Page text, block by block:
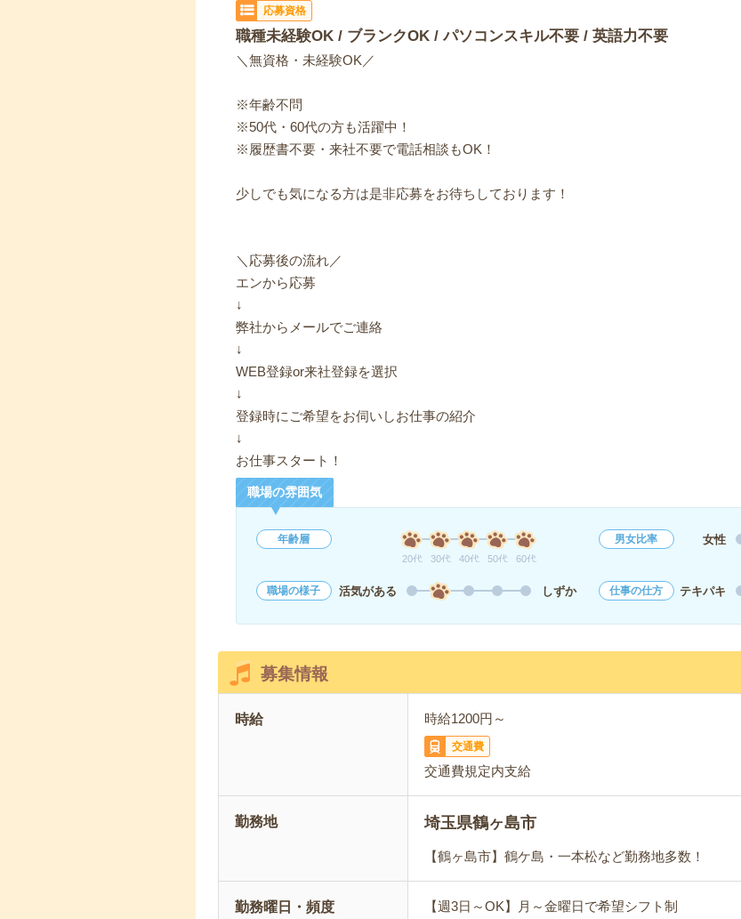
応募資格
職種未経験OK / ブランクOK / パソコンスキル不要 / 英語力不要
＼無資格・未経験OK／
※年齢不問
※50代・60代の方も活躍中！
※履歴書不要・来社不要で電話相談もOK！
少しでも気になる方は是非応募をお待ちしております！
＼応募後の流れ／
エンから応募
↓
弊社からメールでご連絡
↓
WEB登録or来社登録を選択
↓
登録時にご希望をお伺いしお仕事の紹介
↓
お仕事スタート！
職場の雰囲気
年齢層
20代 30代 40代 50代 60代
男女比率 女性
職場の様子 活気がある しずか 仕事の仕方 テキパキ
募集情報
時給 時給1200円～
交通費
交通費規定内支給
勤務地 埼玉県鶴ヶ島市
【鶴ヶ島市】鶴ケ島・一本松など勤務地多数！
勤務曜日・頻度
【週3日～OK】月～金曜日で希望シフト制